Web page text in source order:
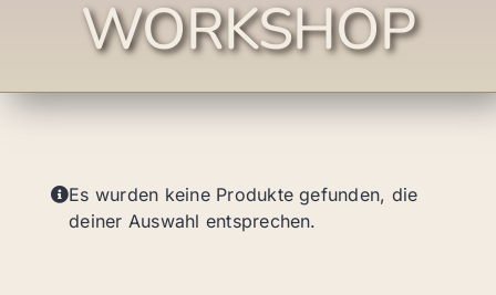
WORKSHOP
Es wurden keine Produkte gefunden, die
deiner Auswahl entsprechen.